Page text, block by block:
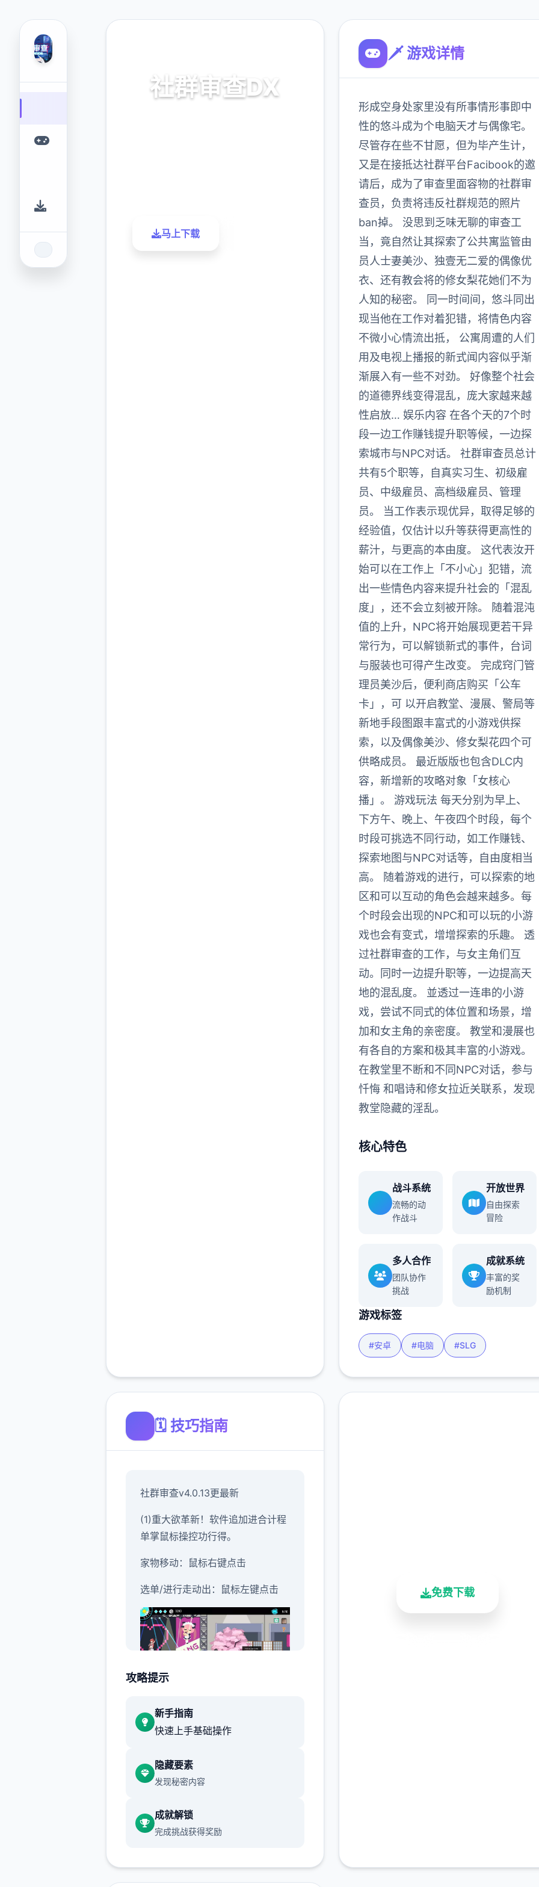
社群审查DX
马上下载
🗡️ 游戏详情
形成空身处家里没有所事情形事即中
性的悠斗成为个电脑天才与偶像宅。
尽管存在些不甘愿，但为毕产生计，
又是在接抵达社群平台Facibook的邀
请后，成为了审查里面容物的社群审
查员，负责将违反社群规范的照片
ban掉。 没思到乏味无聊的审查工
当，竟自然让其探索了公共寓监管由
员人士妻美沙、独壹无二爱的偶像优
衣、还有教会将的修女梨花她们不为
人知的秘密。 同一时间间，悠斗同出
现当他在工作对着犯错，将情色内容
不微小心情流出抵， 公寓周遭的人们
用及电视上播报的新式闻内容似乎渐
渐展入有一些不对劲。 好像整个社会
的道德界线变得混乱，庞大家越来越
性启放… 娱乐内容 在各个天的7个时
段一边工作赚钱提升职等候，一边探
索城市与NPC对话。 社群审查员总计
共有5个职等，自真实习生、初级雇
员、中级雇员、高档级雇员、管理
员。 当工作表示现优异，取得足够的
经验值，仅估计以升等获得更高性的
薪汁，与更高的本由度。 这代表汝开
始可以在工作上「不小心」犯错，流
出一些情色内容来提升社会的「混乱
度」，还不会立刻被开除。 随着混沌
值的上升，NPC将开始展现更若干异
常行为，可以解锁新式的事件，台词
与服装也可得产生改变。 完成窍门管
理员美沙后，便利商店购买「公车
卡」，可 以开启教堂、漫展、警局等
新地手段图跟丰富式的小游戏供探
索，以及偶像美沙、修女梨花四个可
供略成员。 最近版版也包含DLC内
容，新增新的攻略对象「女核心
播」。 游戏玩法 每天分别为早上、
下方午、晚上、午夜四个时段，每个
时段可挑选不同行动，如工作赚钱、
探索地图与NPC对话等，自由度相当
高。 随着游戏的进行，可以探索的地
区和可以互动的角色会越来越多。每
个时段会出现的NPC和可以玩的小游
戏也会有变式，增增探索的乐趣。 透
过社群审查的工作，与女主角们互
动。同时一边提升职等，一边提高天
地的混乱度。 並透过一连串的小游
戏，尝试不同式的体位置和场景，增
加和女主角的亲密度。 教堂和漫展也
有各自的方案和极其丰富的小游戏。
在教堂里不断和不同NPC对话，参与
忏悔 和唱诗和修女拉近关联系，发现
教堂隐藏的淫乱。
核心特色
战斗系统
流畅的动
作战斗
开放世界
自由探索
冒险
多人合作
团队协作
挑战
成就系统
丰富的奖
励机制
游戏标签
#安卓 #电脑 #SLG
🗓️ 技巧指南
社群审查v4.0.13更最新
(1)重大欲革新！软件追加进合计程
单掌鼠标操控功行得。
家物移动：鼠标右键点击
选单/进行走动出：鼠标左键点击
选项互动：鼠标左键点击
(2)调整绝庞部一些微游戏其「跳过
攻略提示
新手指南
快速上手基础操作
隐藏要素
发现秘密内容
成就解锁
完成挑战获得奖励
免费下载